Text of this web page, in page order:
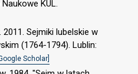
KUL.
2011. Sejmiki lubelskie w
(1764-1794). Lublin:
Scholar]